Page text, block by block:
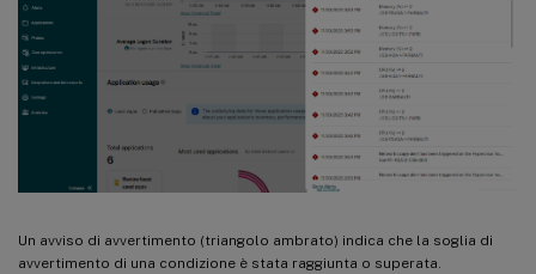
Un avviso di avvertimento (triangolo ambrato) indica che la soglia di
avvertimento di una condizione è stata raggiunta o superata.